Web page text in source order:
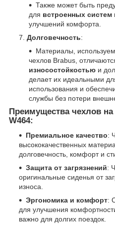
Также может быть
для встроенных систем
улучшений комфорта.
Долговечность:
Материалы,
чехлов Brabus,
износостойкостью и
делает их идеальными
использования и
службы без потери
Преимущества чехлов
W464:
Премиальное качество:
высококачественных
долговечность, комфорт и
Защита от загрязнений:
оригинальные сиденья от
износа.
Эргономика и комфорт:
для улучшения
важно для долгих поездок.